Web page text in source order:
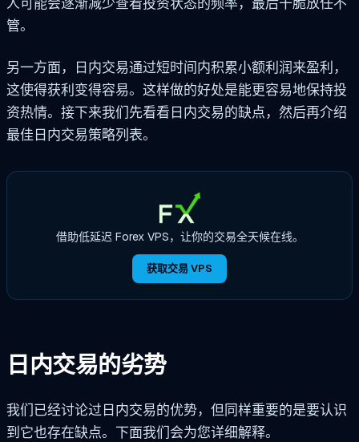
管。
另一方面，日内交易通过短时间内积累小额利润来盈利，
这使得获利变得容易。这样做的好处是能更容易地保持投
资热情。接下来我们先看看日内交易的缺点，然后再介绍
最佳日内交易策略列表。
借助低延迟 Forex VPS，让你的交易全天候在线。
获取交易 VPS
日内交易的劣势
我们已经讨论过日内交易的优势，但同样重要的是要认识
到它也存在缺点。下面我们会为您详细解释。